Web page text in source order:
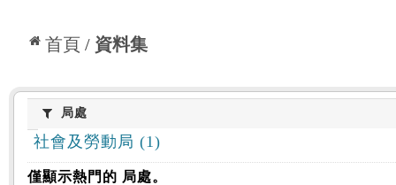
首頁 資料集
:::
局處局處
社會及勞動局 (1)
僅顯示熱門的 局處。